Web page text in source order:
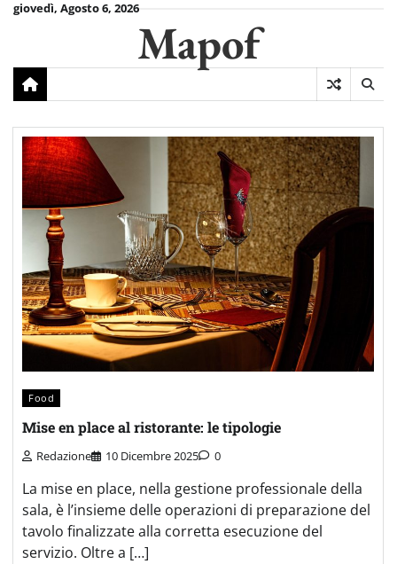
Skipgiovedì, Agosto 6, 2026
Mapof
Food
Mise en place al ristorante: le tipologie
Redazione 10 Dicembre 2025 0
La mise en place, nella gestione professionale della
sala, è l’insieme delle operazioni di preparazione del
tavolo finalizzate alla corretta esecuzione del
servizio. Oltre a […]